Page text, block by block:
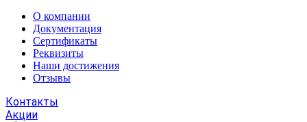
О компании
Документация
Сертификаты
Реквизиты
Наши достижения
Отзывы
Контакты
Акции